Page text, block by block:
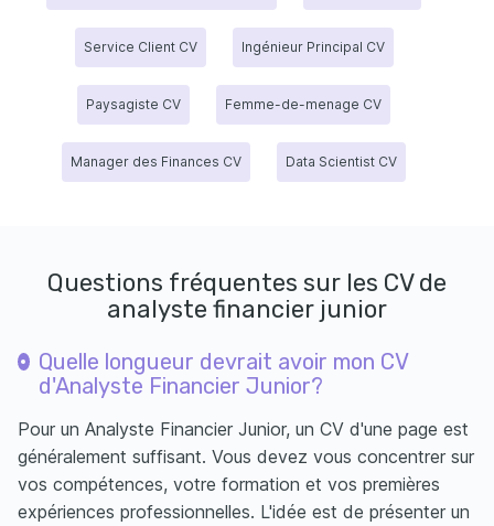
Service Client CV Ingénieur Principal CV
Paysagiste CV Femme-de-menage CV
Manager des Finances CV Data Scientist CV
Questions fréquentes sur les CV de
analyste financier junior
Quelle longueur devrait avoir mon CV
d'Analyste Financier Junior?
Pour un Analyste Financier Junior, un CV d'une page est
généralement suffisant. Vous devez vous concentrer sur
vos compétences, votre formation et vos premières
expériences professionnelles. L'idée est de présenter un